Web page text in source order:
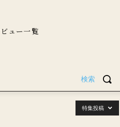
ュー一覧
検索
特集投稿